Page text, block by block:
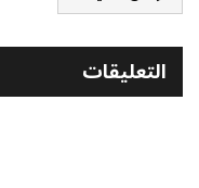
التعليقات